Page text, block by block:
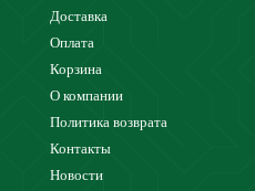
Доставка
Оплата
Корзина
О компании
Политика возврата
Контакты
Новости